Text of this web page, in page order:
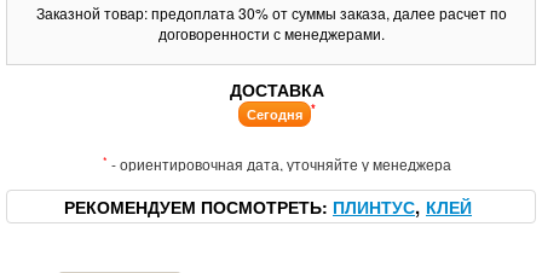
Заказной товар: предоплата 30% от суммы заказа, далее расчет по
договоренности с менеджерами.
ДОСТАВКА
Сегодня *
* - ориентировочная дата, уточняйте у менеджера
РЕКОМЕНДУЕМ ПОСМОТРЕТЬ ПЛИНТУС КЛЕЙ